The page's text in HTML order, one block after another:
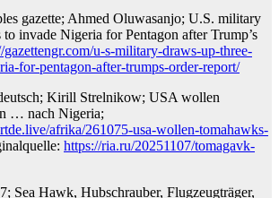
gazette; Ahmed Oluwasanjo; U.S. military
invade Nigeria for Pentagon after Trump’s
gazettengr.com/u-s-military-draws-up-three-
for-pentagon-after-trumps-order-report/
Kirill Strelnikow; USA wollen
… nach Nigeria;
afrika/261075-usa-wollen-tomahawks-
https://ria.ru/20251107/tomagavk-
Sea Hawk, Hubschrauber, Flugzeugträger,